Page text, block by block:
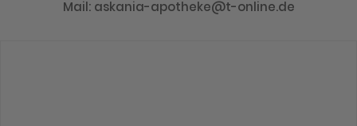
Mail: askania-apotheke@t-online.de